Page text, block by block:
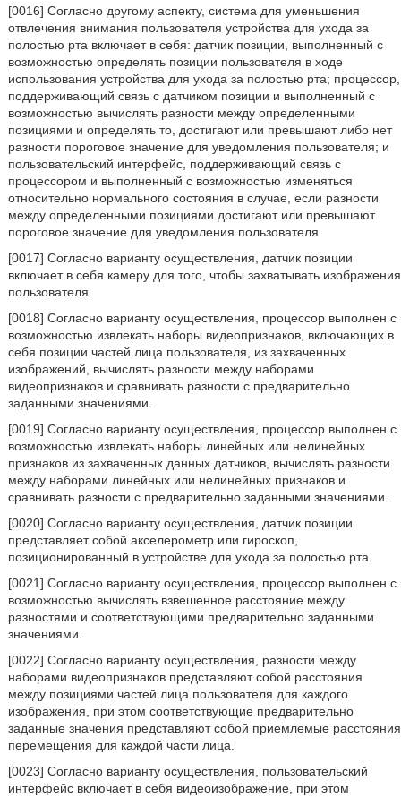
[0016] Согласно другому аспекту, система для уменьшения
отвлечения внимания пользователя устройства для ухода за
полостью рта включает в себя: датчик позиции, выполненный с
возможностью определять позиции пользователя в ходе
использования устройства для ухода за полостью рта; процессор,
поддерживающий связь с датчиком позиции и выполненный с
возможностью вычислять разности между определенными
позициями и определять то, достигают или превышают либо нет
разности пороговое значение для уведомления пользователя; и
пользовательский интерфейс, поддерживающий связь с
процессором и выполненный с возможностью изменяться
относительно нормального состояния в случае, если разности
между определенными позициями достигают или превышают
пороговое значение для уведомления пользователя.
[0017] Согласно варианту осуществления, датчик позиции
включает в себя камеру для того, чтобы захватывать изображения
пользователя.
[0018] Согласно варианту осуществления, процессор выполнен с
возможностью извлекать наборы видеопризнаков, включающих в
себя позиции частей лица пользователя, из захваченных
изображений, вычислять разности между наборами
видеопризнаков и сравнивать разности с предварительно
заданными значениями.
[0019] Согласно варианту осуществления, процессор выполнен с
возможностью извлекать наборы линейных или нелинейных
признаков из захваченных данных датчиков, вычислять разности
между наборами линейных или нелинейных признаков и
сравнивать разности с предварительно заданными значениями.
[0020] Согласно варианту осуществления, датчик позиции
представляет собой акселерометр или гироскоп,
позиционированный в устройстве для ухода за полостью рта.
[0021] Согласно варианту осуществления, процессор выполнен с
возможностью вычислять взвешенное расстояние между
разностями и соответствующими предварительно заданными
значениями.
[0022] Согласно варианту осуществления, разности между
наборами видеопризнаков представляют собой расстояния
между позициями частей лица пользователя для каждого
изображения, при этом соответствующие предварительно
заданные значения представляют собой приемлемые расстояния
перемещения для каждой части лица.
[0023] Согласно варианту осуществления, пользовательский
интерфейс включает в себя видеоизображение, при этом